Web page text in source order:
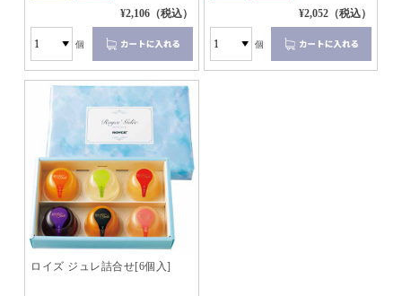
¥2,106（税込）
個
¥2,052（税込）
個
ロイズ ジュレ詰合せ[6個入]